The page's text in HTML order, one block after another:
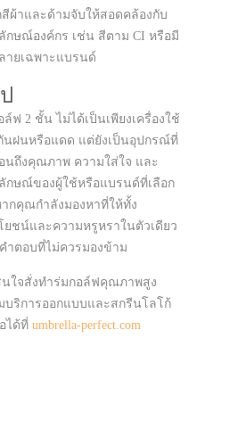
สีผ้าและด้ามจับให้สอดคล้องกับ
กษณ์องค์กร เช่น สีตาม CI หรือมี
ายเฉพาะแบรนด์
ล์ฟ 2 ชั้น ไม่ได้เป็นเพียงเครื่องใช้
นฝนหรือแดด แต่ยังเป็นอุปกรณ์ที่
นถึงคุณภาพ ความใส่ใจ และ
กษณ์ของผู้ใช้หรือแบรนด์ที่เลือก
กคุณกำลังมองหาที่ให้ทั้ง
ยชน์และความหรูหราในตัวเดียว
ำตอบที่ไม่ควรมองข้าม
ใจสั่งทำร่มกอล์ฟคุณภาพสูง
บริการออกแบบและสกรีนโลโก้
ได้ที่ umbrella-perfect.com